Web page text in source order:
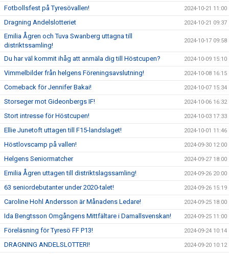
Fotbollsfest på Tyresövallen! 2024-10-21 11:00
Dragning Andelslotteriet 2024-10-21 09:37
Emilia Ågren och Tuva Swanberg uttagna till
distriktssamling!
2024-10-17 09:58
Du har väl kommit ihåg att anmäla dig till Höstcupen? 2024-10-09 15:10
Vimmelbilder från helgens Föreningsavslutning! 2024-10-08 16:15
Comeback för Jennifer Bakai! 2024-10-07 15:34
Storseger mot Gideonbergs IF! 2024-10-06 16:32
Stort intresse för Höstcupen! 2024-10-03 17:33
Ellie Junetoft uttagen till F15-landslaget! 2024-10-01 11:46
Höstlovscamp på vallen! 2024-09-30 12:00
Helgens Seniormatcher 2024-09-27 18:00
Emilia Ågren uttagen till distriktslagssamling! 2024-09-26 20:00
63 seniordebutanter under 2020-talet! 2024-09-26 15:19
Caroline Hohl Andersson är Månadens Ledare! 2024-09-25 18:00
Ida Bengtsson Omgångens Mittfältare i Damallsvenskan! 2024-09-25 11:00
Föreläsning för Tyresö FF P13! 2024-09-24 10:14
DRAGNING ANDELSLOTTERI! 2024-09-20 10:12